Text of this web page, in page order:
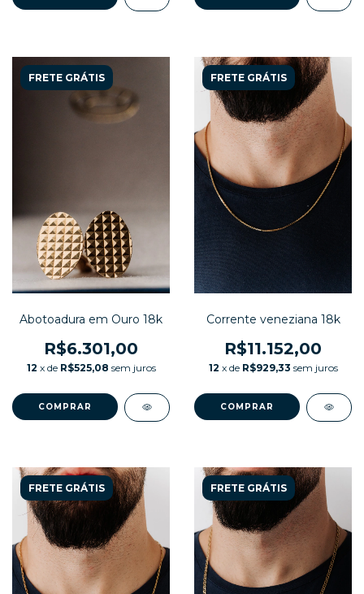
FRETE GRÁTIS
Abotoadura em Ouro 18k
R$6.301,00
12 x de R$525,08 sem juros
FRETE GRÁTIS
Corrente veneziana 18k
R$11.152,00
12 x de R$929,33 sem juros
FRETE GRÁTIS FRETE GRÁTIS